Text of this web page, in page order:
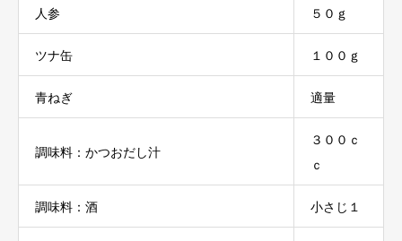
人参 ５０ｇ
ツナ缶 １００ｇ
青ねぎ 適量
調味料：かつおだし汁
３００ｃ
ｃ
調味料：酒 小さじ１